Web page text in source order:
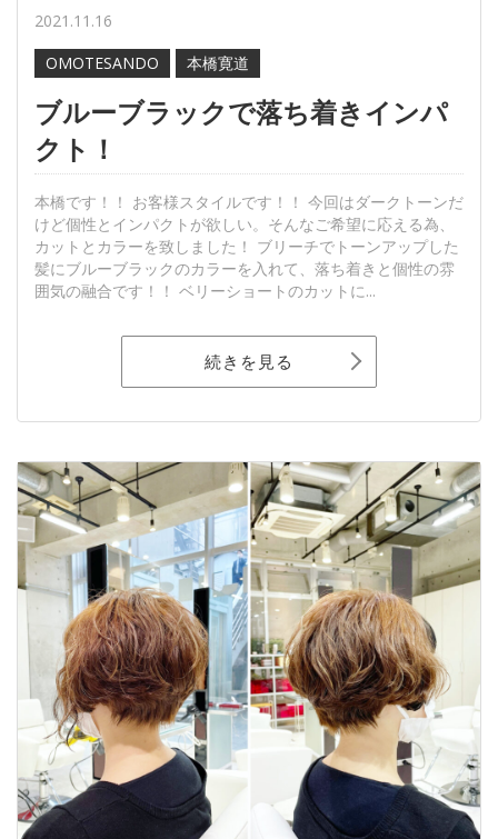
2021.11.16
OMOTESANDO
本橋寛道
ブルーブラックで落ち着きインパ
クト！
本橋です！！ お客様スタイルです！！ 今回はダークトーンだ
けど個性とインパクトが欲しい。そんなご希望に応える為、
カットとカラーを致しました！ ブリーチでトーンアップした
髪にブルーブラックのカラーを入れて、落ち着きと個性の雰
囲気の融合です！！ ベリーショートのカットに...
続きを見る